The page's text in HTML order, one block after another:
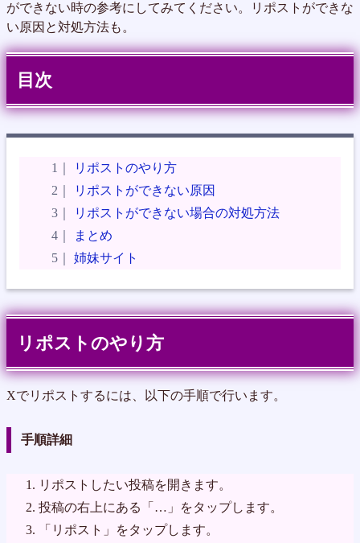
ができない時の参考にしてみてください。リポストができな
い原因と対処方法も。
目次
リポストのやり方
リポストができない原因
リポストができない場合の対処方法
まとめ
姉妹サイト
リポストのやり方
Xでリポストするには、以下の手順で行います。
手順詳細
リポストしたい投稿を開きます。
投稿の右上にある「…」をタップします。
「リポスト」をタップします。